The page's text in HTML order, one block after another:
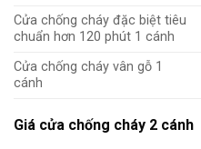
Cửa chống cháy đặc biệt tiêu
chuẩn hơn 120 phút 1 cánh
Cửa chống cháy vân gỗ 1
cánh
Giá cửa chống cháy 2 cánh